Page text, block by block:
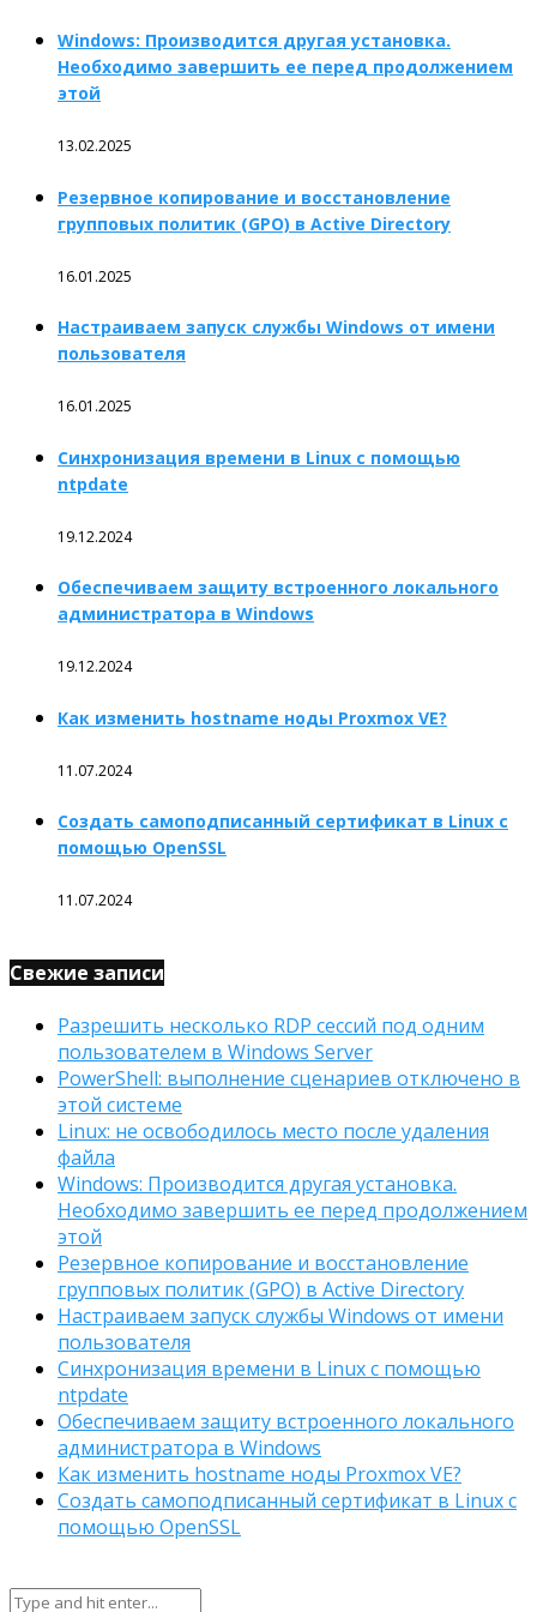
Windows: Производится другая установка.
Необходимо завершить ее перед продолжением
этой
13.02.2025
Резервное копирование и восстановление
групповых политик (GPO) в Active Directory
16.01.2025
Настраиваем запуск службы Windows от имени
пользователя
16.01.2025
Синхронизация времени в Linux с помощью
ntpdate
19.12.2024
Обеспечиваем защиту встроенного локального
администратора в Windows
19.12.2024
Как изменить hostname ноды Proxmox VE?
11.07.2024
Создать самоподписанный сертификат в Linux с
помощью OpenSSL
11.07.2024
Свежие записи
Разрешить несколько RDP сессий под одним
пользователем в Windows Server
PowerShell: выполнение сценариев отключено в
этой системе
Linux: не освободилось место после удаления
файла
Windows: Производится другая установка.
Необходимо завершить ее перед продолжением
этой
Резервное копирование и восстановление
групповых политик (GPO) в Active Directory
Настраиваем запуск службы Windows от имени
пользователя
Синхронизация времени в Linux с помощью
ntpdate
Обеспечиваем защиту встроенного локального
администратора в Windows
Как изменить hostname ноды Proxmox VE?
Создать самоподписанный сертификат в Linux с
помощью OpenSSL